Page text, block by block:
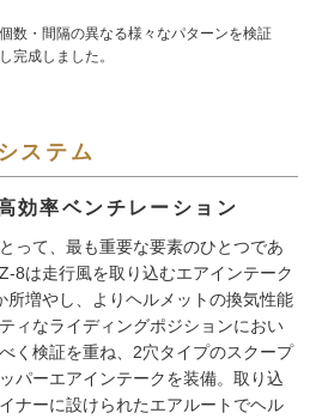
数・間隔の異なる様々なパターンを検証
完成しました。
ステム
効率ベンチレーション
って、最も重要な要素のひとつであ
8は走行風を取り込むエアインテーク
所増やし、よりヘルメットの換気性能
ィなライディングポジションにおい
く検証を重ね、2穴タイプのスクープ
パーエアインテークを装備。取り込
ナーに設けられたエアルートでヘル